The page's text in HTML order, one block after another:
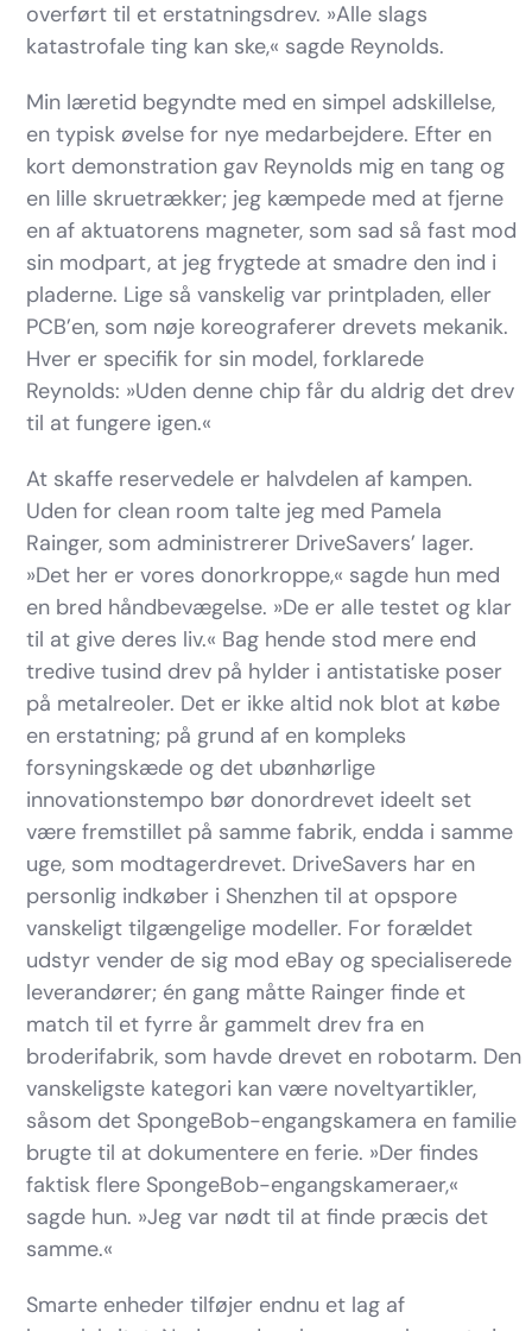
overført til et erstatningsdrev. »Alle slags
katastrofale ting kan ske,« sagde Reynolds.
Min læretid begyndte med en simpel adskillelse,
en typisk øvelse for nye medarbejdere. Efter en
kort demonstration gav Reynolds mig en tang og
en lille skruetrækker; jeg kæmpede med at fjerne
en af aktuatorens magneter, som sad så fast mod
sin modpart, at jeg frygtede at smadre den ind i
pladerne. Lige så vanskelig var printpladen, eller
PCB’en, som nøje koreograferer drevets mekanik.
Hver er specifik for sin model, forklarede
Reynolds: »Uden denne chip får du aldrig det drev
til at fungere igen.«
At skaffe reservedele er halvdelen af kampen.
Uden for clean room talte jeg med Pamela
Rainger, som administrerer DriveSavers’ lager.
»Det her er vores donorkroppe,« sagde hun med
en bred håndbevægelse. »De er alle testet og klar
til at give deres liv.« Bag hende stod mere end
tredive tusind drev på hylder i antistatiske poser
på metalreoler. Det er ikke altid nok blot at købe
en erstatning; på grund af en kompleks
forsyningskæde og det ubønhørlige
innovationstempo bør donordrevet ideelt set
være fremstillet på samme fabrik, endda i samme
uge, som modtagerdrevet. DriveSavers har en
personlig indkøber i Shenzhen til at opspore
vanskeligt tilgængelige modeller. For forældet
udstyr vender de sig mod eBay og specialiserede
leverandører; én gang måtte Rainger finde et
match til et fyrre år gammelt drev fra en
broderifabrik, som havde drevet en robotarm. Den
vanskeligste kategori kan være noveltyartikler,
såsom det SpongeBob-engangskamera en familie
brugte til at dokumentere en ferie. »Der findes
faktisk flere SpongeBob-engangskameraer,«
sagde hun. »Jeg var nødt til at finde præcis det
samme.«
Smarte enheder tilføjer endnu et lag af